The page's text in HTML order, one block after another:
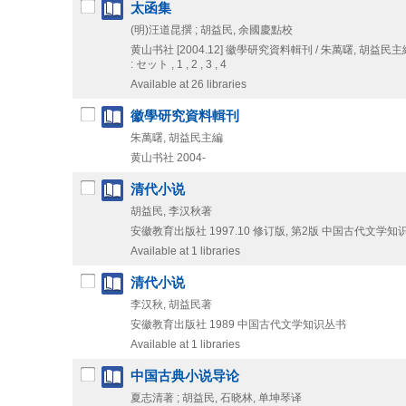
太函集
(明)汪道昆撰 ; 胡益民, 余國慶點校
黄山书社 [2004.12] 徽學研究資料輯刊 / 朱萬曙, 胡益民主
: セット , 1 , 2 , 3 , 4
Available at 26 libraries
徽學研究資料輯刊
朱萬曙, 胡益民主編
黄山书社 2004-
清代小说
胡益民, 李汉秋著
安徽教育出版社 1997.10 修订版, 第2版 中国古代文学知
Available at 1 libraries
清代小说
李汉秋, 胡益民著
安徽教育出版社 1989 中国古代文学知识丛书
Available at 1 libraries
中国古典小说导论
夏志清著 ; 胡益民, 石晓林, 单坤琴译